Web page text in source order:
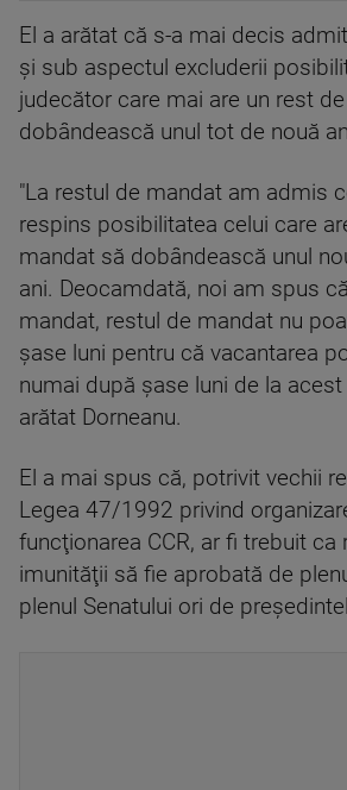
El a arătat că s-a mai decis
şi sub aspectul excluderii
judecător care mai are un rest
dobândească unul tot de nouă
"La restul de mandat am admis
respins posibilitatea celui care
mandat să dobândească unul
ani. Deocamdată, noi am spus
mandat, restul de mandat nu
şase luni pentru că vacantarea
numai după şase luni de la acest
arătat Dorneanu.
El a mai spus că, potrivit vechii
Legea 47/1992 privind
funcţionarea CCR, ar fi trebuit ca
imunităţii să fie aprobată de
plenul Senatului ori de